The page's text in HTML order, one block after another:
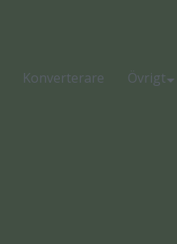
Konverterare Övrigt